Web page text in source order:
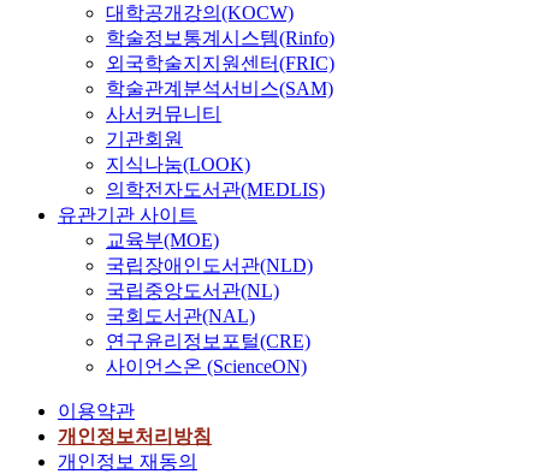
대학공개강의(KOCW)
학술정보통계시스템(Rinfo)
외국학술지지원센터(FRIC)
학술관계분석서비스(SAM)
사서커뮤니티
기관회원
지식나눔(LOOK)
의학전자도서관(MEDLIS)
유관기관 사이트
교육부(MOE)
국립장애인도서관(NLD)
국립중앙도서관(NL)
국회도서관(NAL)
연구윤리정보포털(CRE)
사이언스온 (ScienceON)
이용약관
개인정보처리방침
개인정보 재동의